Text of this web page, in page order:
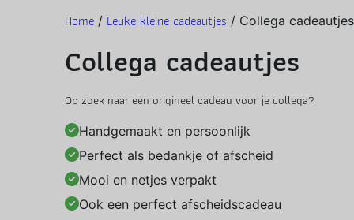
Home / Leuke kleine cadeautjes / Collega cadeautjes
Collega cadeautjes
Op zoek naar een origineel cadeau voor je collega?
Handgemaakt en persoonlijk
Perfect als bedankje of afscheid
Mooi en netjes verpakt
Ook een perfect afscheidscadeau